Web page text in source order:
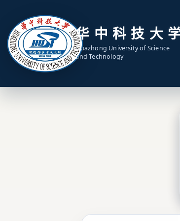
华 中 科 技 大
Huazhong University of Science
and Technology